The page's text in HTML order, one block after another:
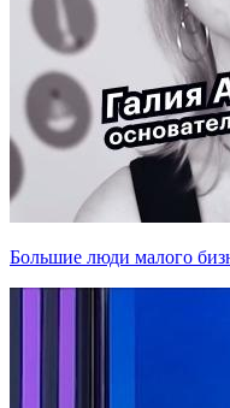
Большие люди малого